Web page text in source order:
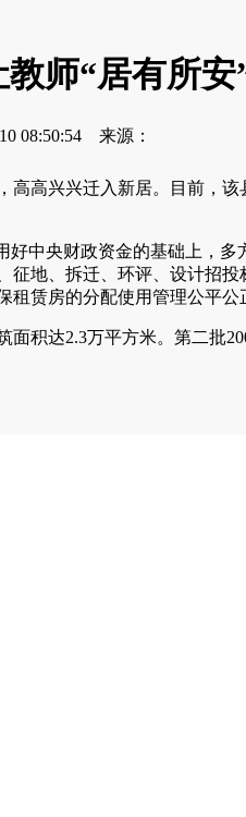
师“居有所安
08:50:54 来源：
兴兴迁入新居。目前，该
中央财政资金的基础上，多
地、拆迁、环评、设计招
赁房的分配使用管理公平公
积达2.3万平方米。第二批